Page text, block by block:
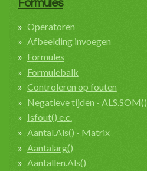
Formules
Operatoren
Afbeelding invoegen
Formules
Formulebalk
Controleren op fouten
Negatieve tijden - ALS.SOM()
Isfout() e.c.
Aantal.Als() - Matrix
Aantalarg()
Aantallen.Als()